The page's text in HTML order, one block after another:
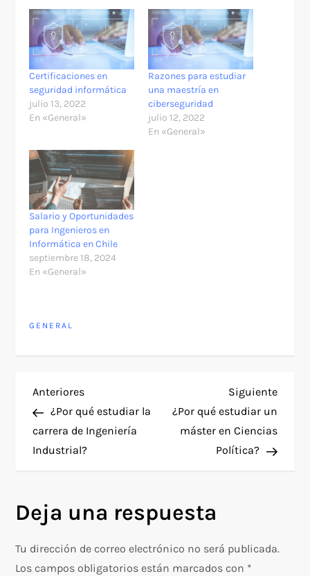
Certificaciones en
seguridad informática
julio 13, 2022
En «General»
Razones para estudiar
una maestría en
ciberseguridad
julio 12, 2022
En «General»
Salario y Oportunidades
para Ingenieros en
Informática en Chile
septiembre 18, 2024
En «General»
GENERAL
N
a
v
g
a
Entrada
anterior
Anteriores
¿Por qué estudiar la
carrera de Ingeniería
Industrial?
Siguiente
¿Por qué estudiar un
máster en Ciencias
Política?
Deja una respuesta
Tu dirección de correo electrónico no será publicada.
Los campos obligatorios están marcados con *